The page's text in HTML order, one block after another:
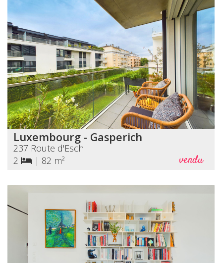
Luxembourg - Gasperich
237 Route d'Esch
2
| 82 m² vendu